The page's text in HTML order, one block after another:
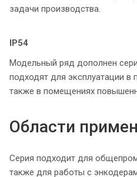
задачи производства.
IP54
Модельный ряд дополнен
подходят для эксплуатации
также в помещениях
Области
Серия подходит для
также для работы с